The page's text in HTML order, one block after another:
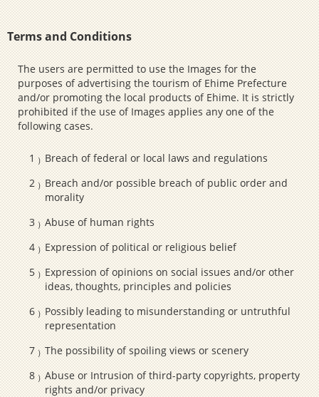
Terms and Conditions
The users are permitted to use the Images for the
purposes of advertising the tourism of Ehime Prefecture
and/or promoting the local products of Ehime. It is strictly
prohibited if the use of Images applies any one of the
following cases.
Breach of federal or local laws and regulations
Breach and/or possible breach of public order and
morality
Abuse of human rights
Expression of political or religious belief
Expression of opinions on social issues and/or other
ideas, thoughts, principles and policies
Possibly leading to misunderstanding or untruthful
representation
The possibility of spoiling views or scenery
Abuse or Intrusion of third-party copyrights, property
rights and/or privacy